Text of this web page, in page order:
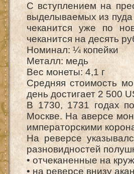
С вступлением на
выделываемых из
чеканится уже по
чеканится на десять
Номинал: ¼ копейки
Металл: медь
Вес монеты: 4,1 г
Средняя стоимость
день достигает 2 500
В 1730, 1731 годах
Москве. На аверсе
императорскими
На реверсе
разновидностей
• отчеканенные на
• на реверсе внизу